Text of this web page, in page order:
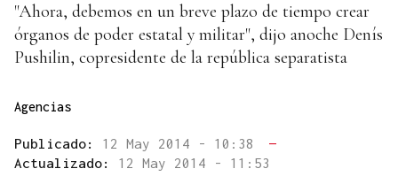
"Ahora, debemos en un breve plazo de tiempo crear
órganos de poder estatal y militar", dijo anoche Denís
Pushilin, copresidente de la república separatista
Agencias
Publicado: 12 May 2014 - 10:38
—
Actualizado: 12 May 2014 - 11:53